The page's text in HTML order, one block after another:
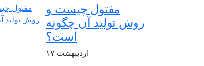
مفتول چیست و
روش تولید آن چگونه
است؟
۱۷ اردیبهشت